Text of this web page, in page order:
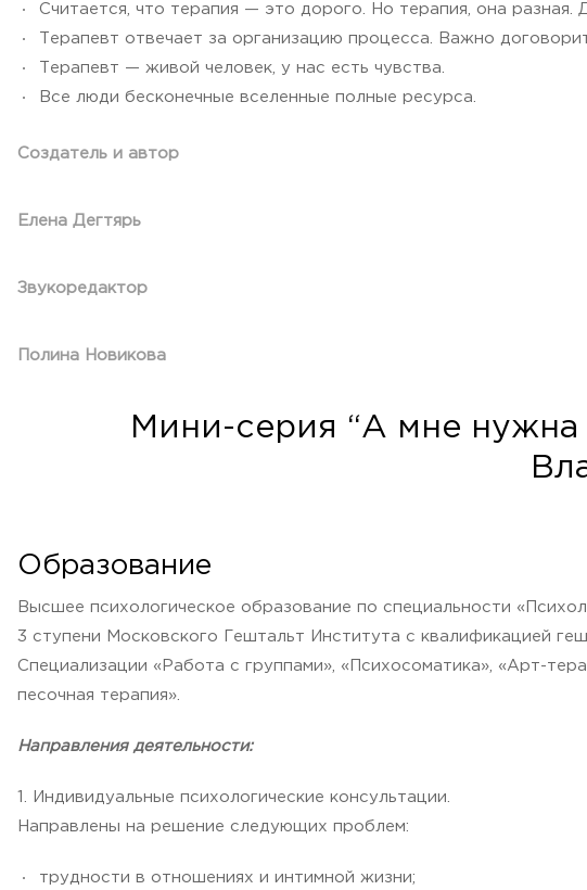
Считается, что терапия — это дорого. Но терапия, она
Терапевт отвечает за организацию процесса. Важно
Терапевт — живой человек, у нас есть чувства.
Все люди бесконечные вселенные полные ресурса.
Создатель и автор
Елена Дегтярь
Звукоредактор
Полина Новикова
Мини-серия “А мне нужна
Образование
Высшее психологическое образование по специальности
3 ступени Московского Гештальт Института с квалификацией
Специализации «Работа с группами», «Психосоматика», «Арт-
песочная терапия».
Направления деятельности:
1. Индивидуальные психологические консультации.
Направлены на решение следующих проблем:
трудности в отношениях и интимной жизни;